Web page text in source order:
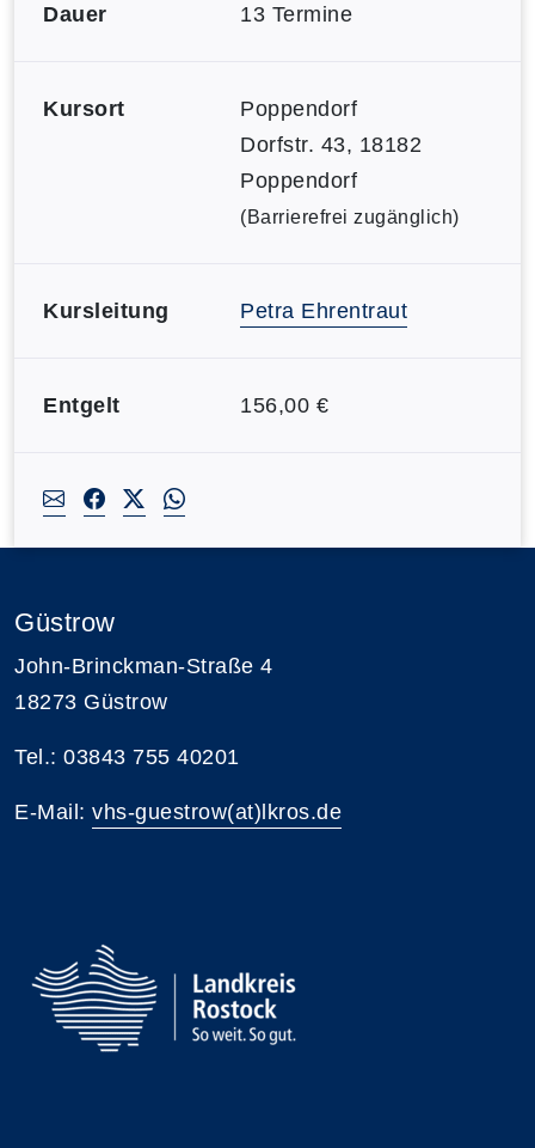
Dauer 13 Termine
Kursort
Poppendorf
Dorfstr. 43, 18182
Poppendorf
(Barrierefrei zugänglich)
Kursleitung Petra Ehrentraut
Entgelt 156,00 €
Güstrow
John-Brinckman-Straße 4
18273 Güstrow
Tel.: 03843 755 40201
E-Mail: vhs-guestrow(at)lkros.de